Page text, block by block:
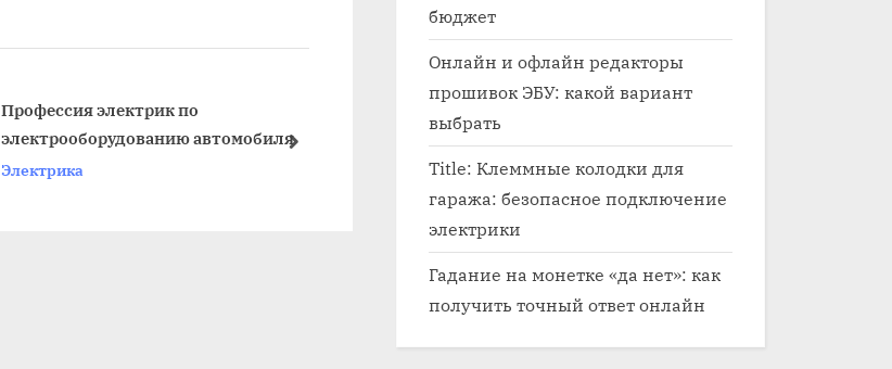
P
s
t
:
Профессия электрик по
электрооборудованию автомобиля
Электрика
Авито электрик автомобилей
next
бюджет
Онлайн и офлайн редакторы
прошивок ЭБУ: какой вариант
выбрать
Title: Клеммные колодки для
гаража: безопасное подключение
электрики
Гадание на монетке «да нет»: как
получить точный ответ онлайн